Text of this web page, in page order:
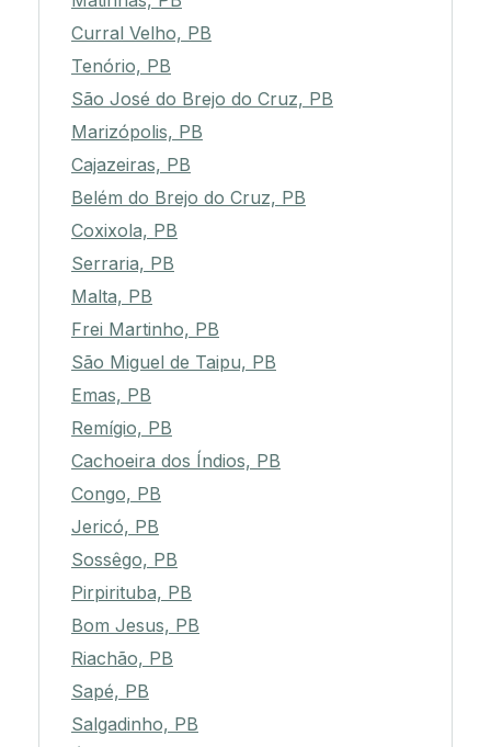
Curral Velho, PB
Tenório, PB
São José do Brejo do Cruz, PB
Marizópolis, PB
Cajazeiras, PB
Belém do Brejo do Cruz, PB
Coxixola, PB
Serraria, PB
Malta, PB
Frei Martinho, PB
São Miguel de Taipu, PB
Emas, PB
Remígio, PB
Cachoeira dos Índios, PB
Congo, PB
Jericó, PB
Sossêgo, PB
Pirpirituba, PB
Bom Jesus, PB
Riachão, PB
Sapé, PB
Salgadinho, PB